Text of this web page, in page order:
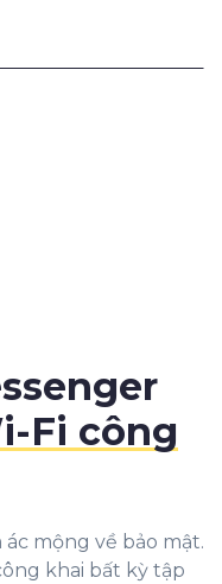
Fi công
ác mộng về bảo mật.
khai bất kỳ tập